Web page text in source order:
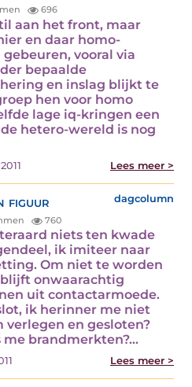
696
aan het front, maar
en daar homo-
vooral via
bepaalde
en inslag blijkt te
hen voor homo
lage iq-kringen een
hetero-wereld is nog
Lees meer >
figuur dagcolumn
760
niets ten kwade
ik imiteer naar
Om niet te worden
onwaarachtig
uit contactarmoede.
ik herinner me niet
verlegen en gesloten?
me brandmerkten?…
Lees meer >